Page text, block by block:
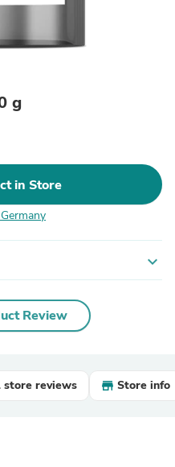
g
in Store
expand_more
Review
reviews Store info